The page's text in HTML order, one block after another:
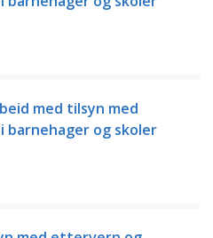
med tilsyn med
og skoler